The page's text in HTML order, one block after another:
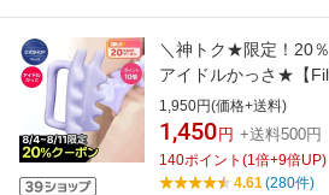
＼神トク★限定！20
アイドルかっさ★【
ーかっさ Face&body
ー カッサ 小顔 コリほ
皮 フィリミリ 韓国コ
【楽天海外通販】
1,950円(価格+送料)
1,450 円 +送料500円
140ポイント (1倍+9倍UP)
4.61(280件)